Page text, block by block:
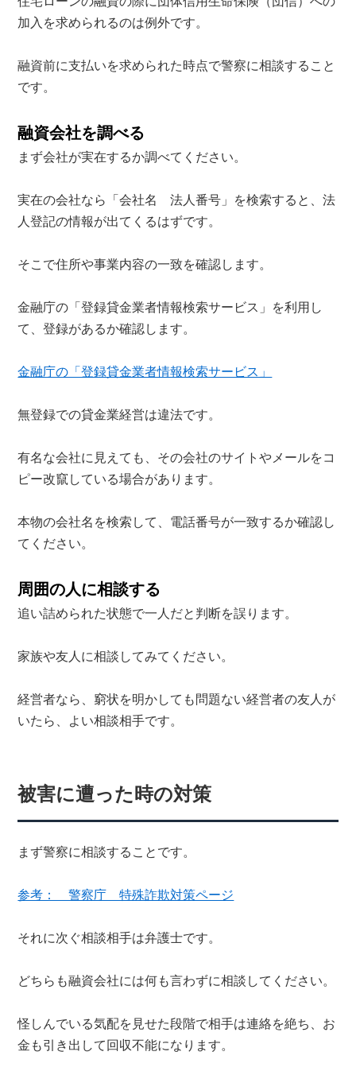
加入を求められるのは例外です。
融資前に支払いを求められた時点で警察に相談すること
です。
融資会社を調べる
まず会社が実在するか調べてください。
実在の会社なら「会社名 法人番号」を検索すると、法
人登記の情報が出てくるはずです。
そこで住所や事業内容の一致を確認します。
金融庁の「登録貸金業者情報検索サービス」を利用し
て、登録があるか確認します。
金融庁の「登録貸金業者情報検索サービス」
無登録での貸金業経営は違法です。
有名な会社に見えても、その会社のサイトやメールをコ
ピー改竄している場合があります。
本物の会社名を検索して、電話番号が一致するか確認し
てください。
周囲の人に相談する
追い詰められた状態で一人だと判断を誤ります。
家族や友人に相談してみてください。
経営者なら、窮状を明かしても問題ない経営者の友人が
いたら、よい相談相手です。
被害に遭った時の対策
まず警察に相談することです。
参考： 警察庁 特殊詐欺対策ページ
それに次ぐ相談相手は弁護士です。
どちらも融資会社には何も言わずに相談してください。
怪しんでいる気配を見せた段階で相手は連絡を絶ち、お
金も引き出して回収不能になります。